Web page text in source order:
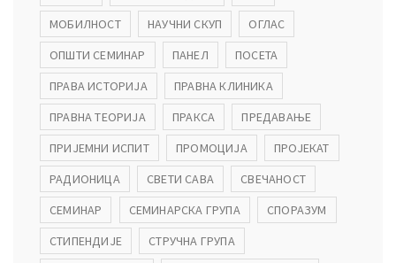
МОБИЛНОСТ
НАУЧНИ СКУП
ОГЛАС
ОПШТИ СЕМИНАР
ПАНЕЛ
ПОСЕТА
ПРАВА ИСТОРИЈА
ПРАВНА КЛИНИКА
ПРАВНА ТЕОРИЈА
ПРАКСА
ПРЕДАВАЊЕ
ПРИЈЕМНИ ИСПИТ
ПРОМОЦИЈА
ПРОЈЕКАТ
РАДИОНИЦА
СВЕТИ САВА
СВЕЧАНОСТ
СЕМИНАР
СЕМИНАРСКА ГРУПА
СПОРАЗУМ
СТИПЕНДИЈЕ
СТРУЧНА ГРУПА